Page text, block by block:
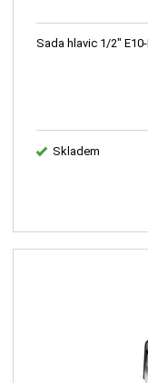
Sada hlavic 1/2"
Skladem